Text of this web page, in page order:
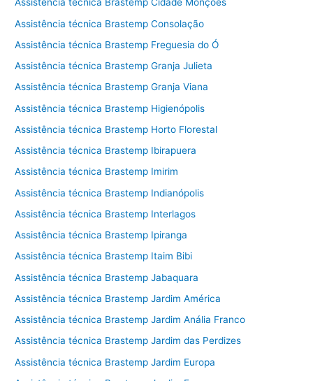
Assistência técnica Brastemp Cidade Monções
Assistência técnica Brastemp Consolação
Assistência técnica Brastemp Freguesia do Ó
Assistência técnica Brastemp Granja Julieta
Assistência técnica Brastemp Granja Viana
Assistência técnica Brastemp Higienópolis
Assistência técnica Brastemp Horto Florestal
Assistência técnica Brastemp Ibirapuera
Assistência técnica Brastemp Imirim
Assistência técnica Brastemp Indianópolis
Assistência técnica Brastemp Interlagos
Assistência técnica Brastemp Ipiranga
Assistência técnica Brastemp Itaim Bibi
Assistência técnica Brastemp Jabaquara
Assistência técnica Brastemp Jardim América
Assistência técnica Brastemp Jardim Anália Franco
Assistência técnica Brastemp Jardim das Perdizes
Assistência técnica Brastemp Jardim Europa